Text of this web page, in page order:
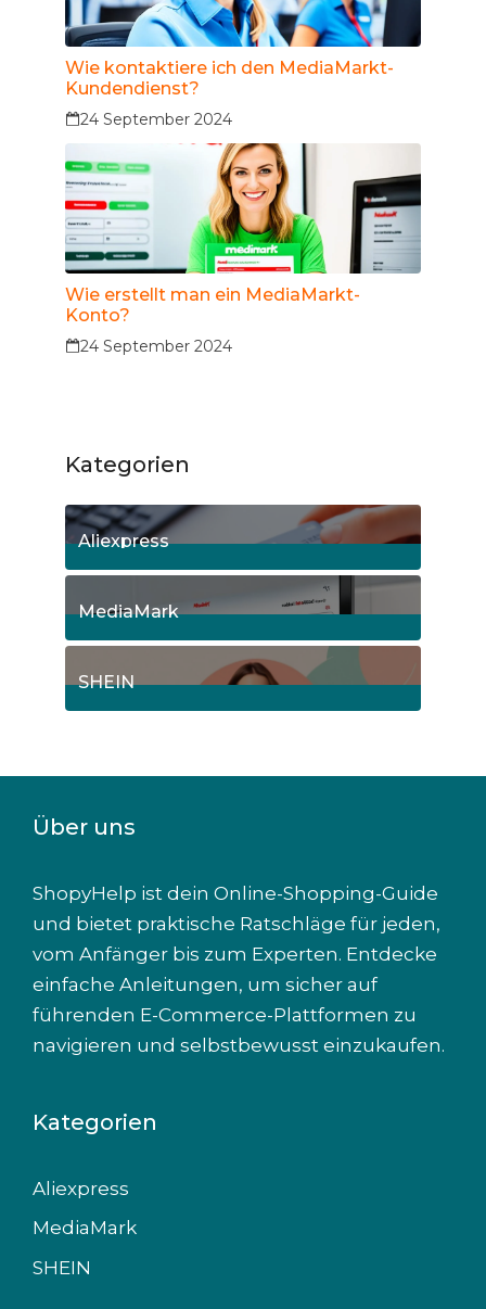
Wie kontaktiere ich den MediaMarkt-
Kundendienst?
24 September 2024
Wie erstellt man ein MediaMarkt-
Konto?
24 September 2024
Kategorien
Aliexpress
12Posts
MediaMark
8Posts
SHEIN
Über uns
ShopyHelp ist dein Online-Shopping-Guide
und bietet praktische Ratschläge für jeden,
vom Anfänger bis zum Experten. Entdecke
einfache Anleitungen, um sicher auf
führenden E-Commerce-Plattformen zu
navigieren und selbstbewusst einzukaufen.
Kategorien
Aliexpress
MediaMark
SHEIN